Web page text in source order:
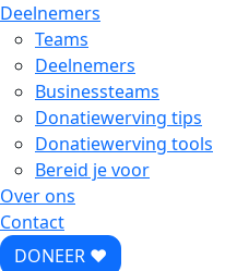
Deelnemers
Teams
Deelnemers
Businessteams
Donatiewerving tips
Donatiewerving tools
Bereid je voor
Over ons
Contact
DONEER ♥